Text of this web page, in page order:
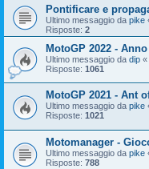
Pontificare e
Ultimo messaggio da pike
Risposte: 2
MotoGP 2022 -
Ultimo messaggio da dip «
Risposte: 1061
MotoGP 2021 - Ant
Ultimo messaggio da pike
Risposte: 1021
Motomanager -
Ultimo messaggio da pike
Risposte: 788